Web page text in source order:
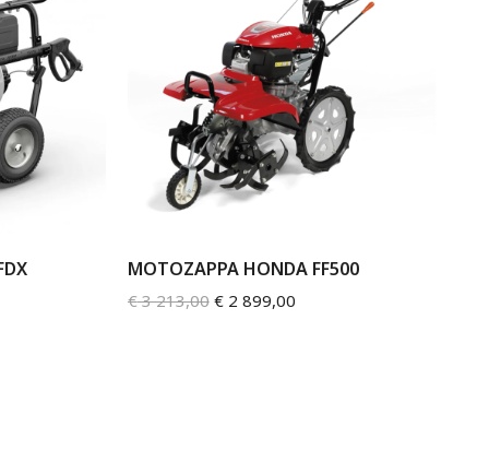
MOTOZAPPA HONDA FF500
€3 213,00 €2 899,00